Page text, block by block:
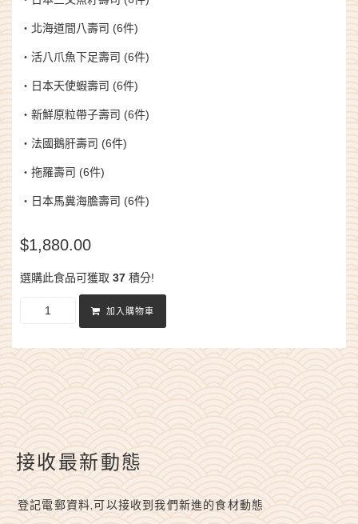
・北海道間八壽司 (6件)
・活八爪魚下足壽司 (6件)
・日本天使蝦壽司 (6件)
・新鮮原粒帶子壽司 (6件)
・法國鵝肝壽司 (6件)
・拖羅壽司 (6件)
・日本馬糞海膽壽司 (6件)
$1,880.00
選購此食品可獲取 37 積分!
加入購物車
接收最新動態
登記電郵資料,可以接收到我們新進的食材動態